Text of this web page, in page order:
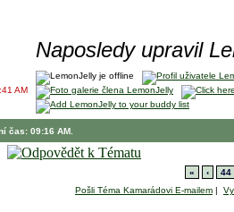
Naposledy upravil
AM
čas: 09:16 AM.
« ‹
44
Pošli Téma Kamarádovi E-mailem |